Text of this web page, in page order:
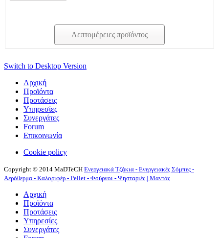
Λεπτομέρειες προϊόντος
Switch to Desktop Version
Αρχική
Προϊόντα
Προτάσεις
Υπηρεσίες
Συνεργάτες
Forum
Επικοινωνία
Cookie policy
Copyright © 2014 MaDTeCH Ενεργειακά Τζάκια - Ενεργειακές Σόμπες -
Αερόθερμα - Καλοριφέρ - Pellet - Φούρνοι - Ψησταριές | Μαντάς
Αρχική
Προϊόντα
Προτάσεις
Υπηρεσίες
Συνεργάτες